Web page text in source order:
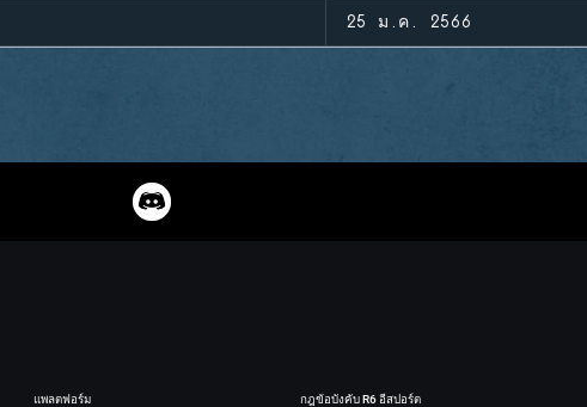
25 ม.ค. 2566
แพลตฟอร์ม กฎข้อบังคับ R6 อีสปอร์ต